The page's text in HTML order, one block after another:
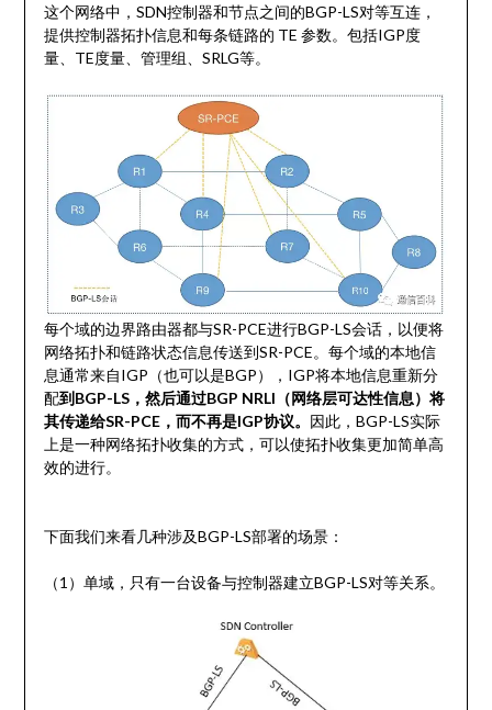
这个网络中，SDN控制器和节点之间的BGP-LS对等互连，
提供控制器拓扑信息和每条链路的 TE 参数。包括IGP度
量、TE度量、管理组、SRLG等。
每个域的边界路由器都与SR-PCE进行BGP-LS会话，以便将
网络拓扑和链路状态信息传送到SR-PCE。每个域的本地信
息通常来自IGP（也可以是BGP），IGP将本地信息重新分
配到BGP-LS，然后通过BGP NRLI（网络层可达性信息）将
其传递给SR-PCE，而不再是IGP协议。 因此，BGP-LS实际
上是一种网络拓扑收集的方式，可以使拓扑收集更加简单高
效的进行。
下面我们来看几种涉及BGP-LS部署的场景：
（1）单域，只有一台设备与控制器建立BGP-LS对等关系。